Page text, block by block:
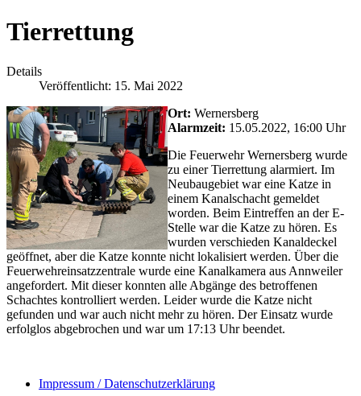
Tierrettung
Details
Veröffentlicht: 15. Mai 2022
Ort: Wernersberg
Alarmzeit: 15.05.2022, 16:00 Uhr
Die Feuerwehr Wernersberg wurde
zu einer Tierrettung alarmiert. Im
Neubaugebiet war eine Katze in
einem Kanalschacht gemeldet
worden. Beim Eintreffen an der E-
Stelle war die Katze zu hören. Es
wurden verschieden Kanaldeckel
geöffnet, aber die Katze konnte nicht lokalisiert werden. Über die
Feuerwehreinsatzzentrale wurde eine Kanalkamera aus Annweiler
angefordert. Mit dieser konnten alle Abgänge des betroffenen
Schachtes kontrolliert werden. Leider wurde die Katze nicht
gefunden und war auch nicht mehr zu hören. Der Einsatz wurde
erfolglos abgebrochen und war um 17:13 Uhr beendet.
Impressum / Datenschutzerklärung